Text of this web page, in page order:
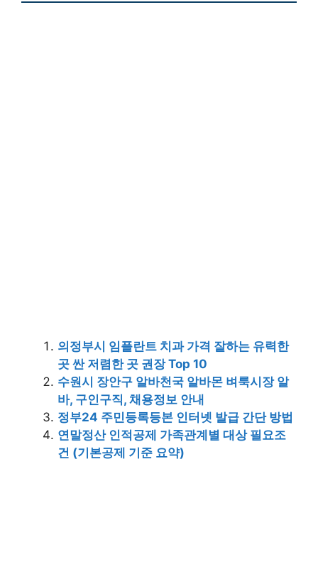
의정부시 임플란트 치과 가격 잘하는 유력한
곳 싼 저렴한 곳 권장 Top 10
수원시 장안구 알바천국 알바몬 벼룩시장 알
바, 구인구직, 채용정보 안내
정부24 주민등록등본 인터넷 발급 간단 방법
연말정산 인적공제 가족관계별 대상 필요조
건 (기본공제 기준 요약)